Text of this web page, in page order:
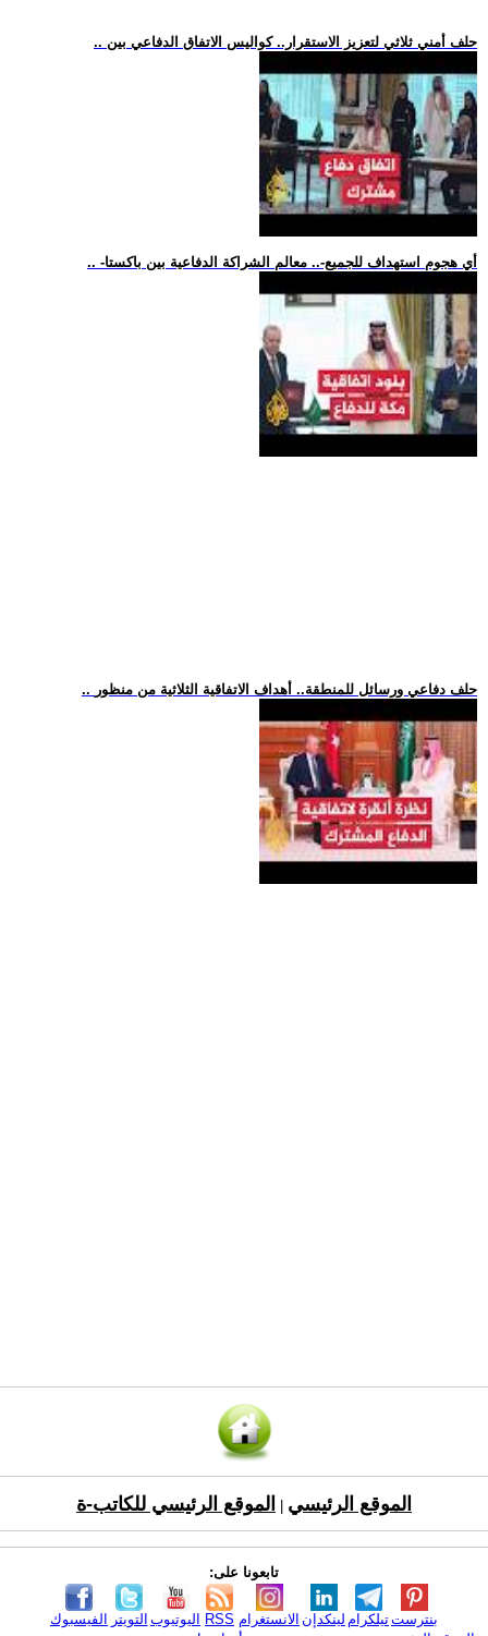
.. حلف أمني ثلاثي لتعزيز الاستقرار.. كواليس الاتفاق الدفاعي بين
.. -أي هجوم استهداف للجميع-.. معالم الشراكة الدفاعية بين باكستا
.. حلف دفاعي ورسائل للمنطقة.. أهداف الاتفاقية الثلاثية من منظور
الموقع الرئيسي الموقع الرئيسي للكاتب-ة
تابعونا على:
الفيسبوك التويتر اليوتيوب RSS الانستغرام لينكدإن تيلكرامبنترست